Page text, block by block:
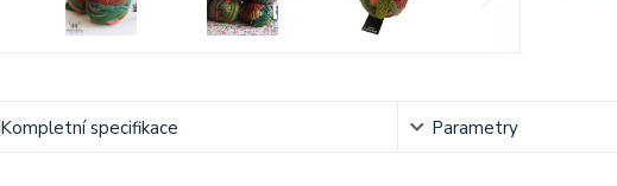
Kompletní specifikace Parametry